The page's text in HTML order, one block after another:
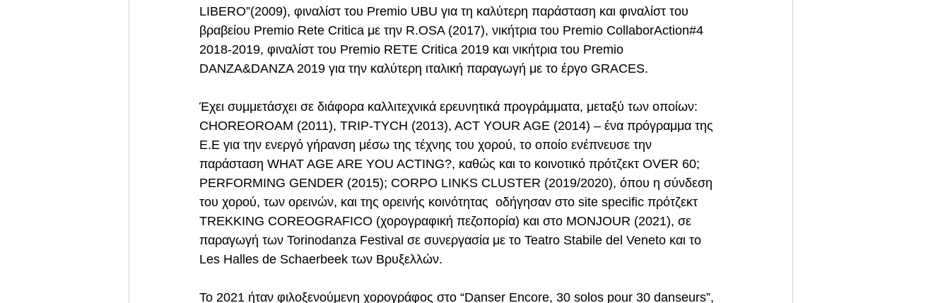
LIBERO”(2009), φιναλίστ του Premio UBU για τη καλύτερη παράσταση και φιναλίστ του
βραβείου Premio Rete Critica με την R.OSA (2017), νικήτρια του Premio CollaborAction#4
2018-2019, φιναλίστ του Premio RETE Critica 2019 και νικήτρια του Premio
DANZA&DANZA 2019 για την καλύτερη ιταλική παραγωγή με το έργο GRACES.
Έχει συμμετάσχει σε διάφορα καλλιτεχνικά ερευνητικά προγράμματα, μεταξύ των οποίων:
CHOREOROAM (2011), TRIP-TYCH (2013), ACT YOUR AGE (2014) – ένα πρόγραμμα της
Ε.Ε για την ενεργό γήρανση μέσω της τέχνης του χορού, το οποίο ενέπνευσε την
παράσταση WHAT AGE ARE YOU ACTING?, καθώς και το κοινοτικό πρότζεκτ OVER 60;
PERFORMING GENDER (2015); CORPO LINKS CLUSTER (2019/2020), όπου η σύνδεση
του χορού, των ορεινών, και της ορεινής κοινότητας  οδήγησαν στο site specific πρότζεκτ
TREKKING COREOGRAFICO (χορογραφική πεζοπορία) και στο MONJOUR (2021), σε
παραγωγή των Torinodanza Festival σε συνεργασία με το Teatro Stabile del Veneto και το
Les Halles de Schaerbeek των Βρυξελλών.
Το 2021 ήταν φιλοξενούμενη χορογράφος στο “Danser Encore, 30 solos pour 30 danseurs”,